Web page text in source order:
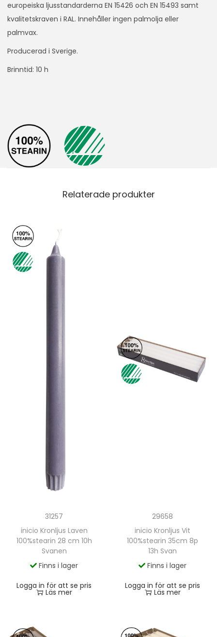
europeiska ljusstandarderna EN 15426 och EN 15493 samt
kvalitetskraven i RAL. Innehåller ingen palmolja eller
palmvax.
Producerad i Sverige.
Brinntid: 10 h
Relaterade produkter
31257
inicio Kronljus Laven
100%stearin 28 cm 10h
Svanen
Finns i lager
Logga in för att se pris
Läs mer
29658
inicio Kronljus Vit
100%stearin 35cm 8p
13h Svan
Finns i lager
Logga in för att se pris
Läs mer